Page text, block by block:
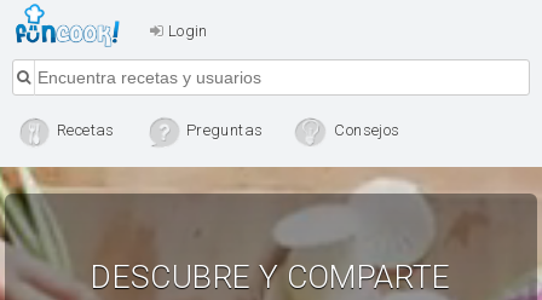
Login
Recetas Preguntas Consejos
DESCUBRE Y COMPARTE